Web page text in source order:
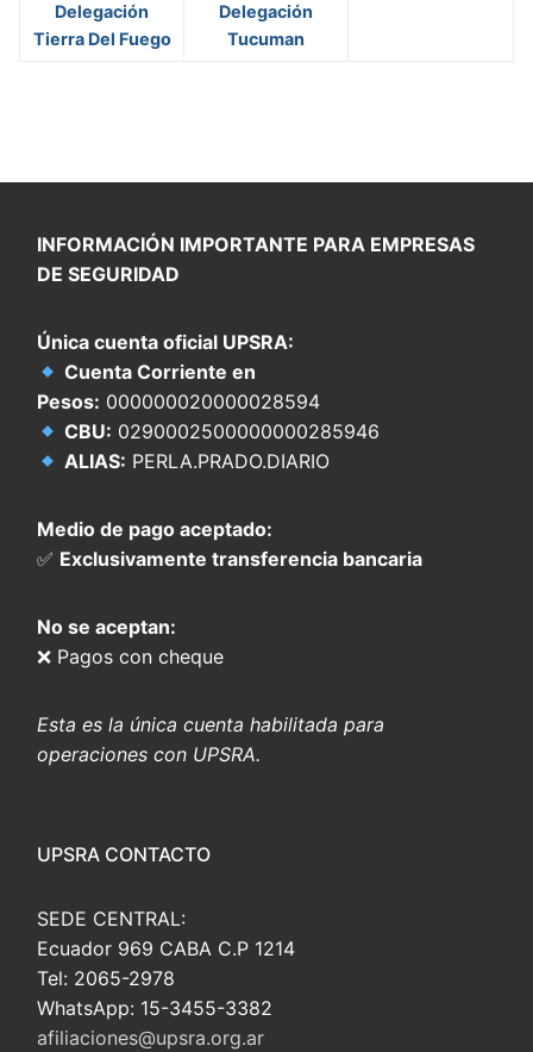
Delegación
Tierra Del Fuego
Delegación
Tucuman
INFORMACIÓN IMPORTANTE PARA EMPRESAS
DE SEGURIDAD
Única cuenta oficial UPSRA:
Cuenta Corriente en
Pesos: 000000020000028594
CBU: 0290002500000000285946
ALIAS: PERLA.PRADO.DIARIO
Medio de pago aceptado:
✅ Exclusivamente transferencia bancaria
No se aceptan:
❌ Pagos con cheque
Esta es la única cuenta habilitada para
operaciones con UPSRA.
UPSRA CONTACTO
SEDE CENTRAL:
Ecuador 969 CABA C.P 1214
Tel: 2065-2978
WhatsApp: 15-3455-3382
afiliaciones@upsra.org.ar